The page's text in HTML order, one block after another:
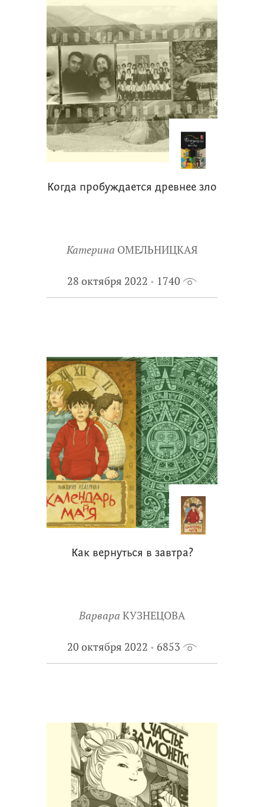
Когда пробуждается древнее зло
Катерина ОМЕЛЬНИЦКАЯ
28 октября 2022 1740
Как вернуться в завтра?
Варвара КУЗНЕЦОВА
20 октября 2022 6853